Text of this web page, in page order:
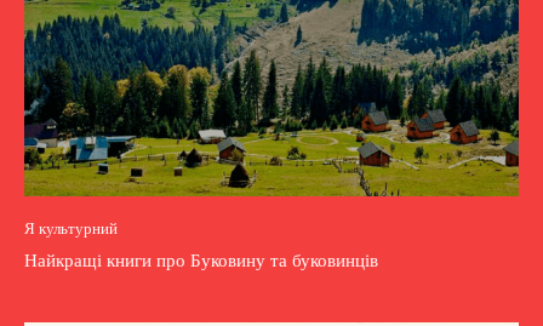
Я культурний
Найкращі книги про Буковину та буковинців